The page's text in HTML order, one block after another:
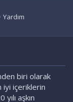
Yardım
biri olarak
iyi içeriklerin
aşkın